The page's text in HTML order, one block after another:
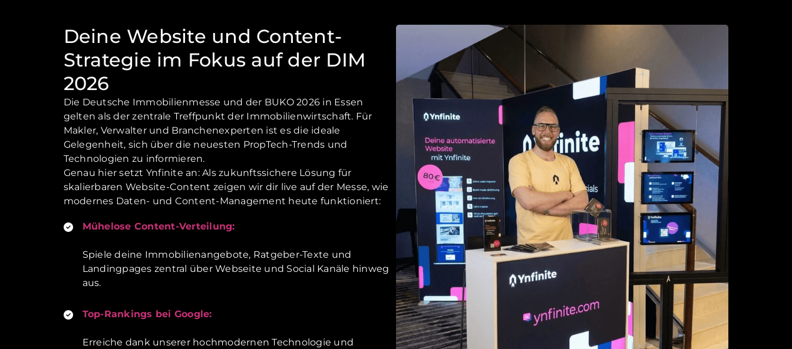
Deine Website und Content-
Strategie im Fokus auf der DIM
2026
Die Deutsche Immobilienmesse und der BUKO 2026 in Essen
gelten als der zentrale Treffpunkt der Immobilienwirtschaft. Für
Makler, Verwalter und Branchenexperten ist es die ideale
Gelegenheit, sich über die neuesten PropTech-Trends und
Technologien zu informieren.
Genau hier setzt Ynfinite an: Als zukunftssichere Lösung für
skalierbaren Website-Content zeigen wir dir live auf der Messe, wie
modernes Daten- und Content-Management heute funktioniert:
Mühelose Content-Verteilung:
Spiele deine Immobilienangebote, Ratgeber-Texte und
Landingpages zentral über Webseite und Social Kanäle hinweg
aus.
Top-Rankings bei Google:
Erreiche dank unserer hochmodernen Technologie und